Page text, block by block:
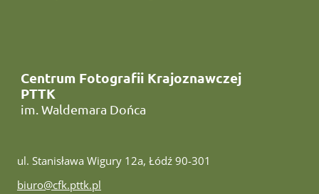
Centrum Fotografii Krajoznawczej
PTTK
im. Waldemara Dońca
ul. Stanisława Wigury 12a, Łódź 90-301
e-mail:
biuro@cfk.pttk.pl